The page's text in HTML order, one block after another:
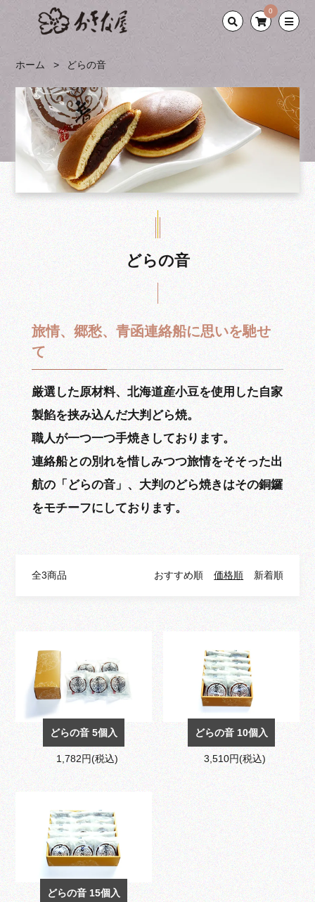
0
ホーム どらの音
どらの音
旅情、郷愁、青函連絡船に思いを馳せ
て
厳選した原材料、北海道産小豆を使用した自家
製餡を挟み込んだ大判どら焼。
職人が一つ一つ手焼きしております。
連絡船との別れを惜しみつつ旅情をそそった出
航の「どらの音」、大判のどら焼きはその銅鑼
をモチーフにしております。
全3商品 おすすめ順 価格順 新着順
どらの音 5個入
1,782円(税込)
どらの音 10個入
3,510円(税込)
どらの音 15個入